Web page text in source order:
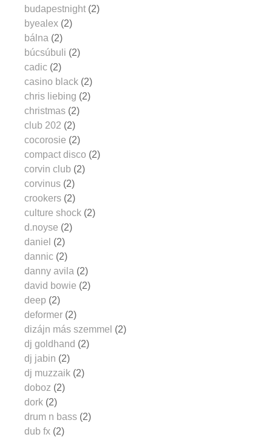
budapestnight (2)
byealex (2)
bálna (2)
búcsúbuli (2)
cadic (2)
casino black (2)
chris liebing (2)
christmas (2)
club 202 (2)
cocorosie (2)
compact disco (2)
corvin club (2)
corvinus (2)
crookers (2)
culture shock (2)
d.noyse (2)
daniel (2)
dannic (2)
danny avila (2)
david bowie (2)
deep (2)
deformer (2)
dizájn más szemmel (2)
dj goldhand (2)
dj jabin (2)
dj muzzaik (2)
doboz (2)
dork (2)
drum n bass (2)
dub fx (2)